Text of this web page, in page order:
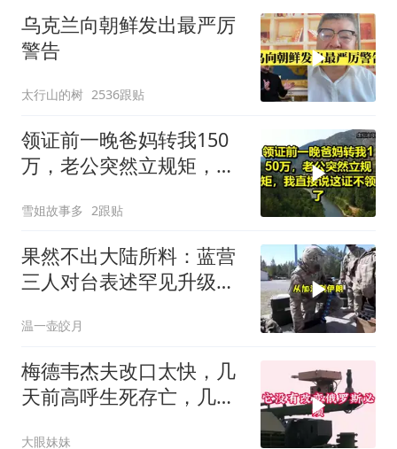
乌克兰向朝鲜发出最严厉
警告
太行山的树 2536跟贴
领证前一晚爸妈转我150
万，老公突然立规矩，我
雪姐故事多 2跟贴
果然不出大陆所料：蓝营
三人对台表述罕见升级，
温一壶皎月
梅德韦杰夫改口太快，几
天前高呼生死存亡，几天
大眼妹妹